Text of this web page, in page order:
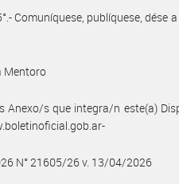
Comuníquese, publíquese,
Mentoro
Anexo/s que integra/n este(a)
N° 21605/26 v. 13/04/2026